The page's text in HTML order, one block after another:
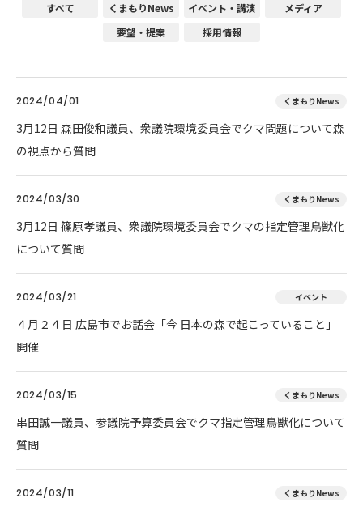
すべて くまもりNews イベント・講演
メディア
要望・提案
採用情報
2024/04/01 くまもりNews
3月12日 森田俊和議員、衆議院環境委員会でクマ問題について森
の視点から質問
2024/03/30 くまもりNews
3月12日 篠原孝議員、衆議院環境委員会でクマの指定管理鳥獣化
について質問
2024/03/21 イベント
４月２４日 広島市でお話会「今 日本の森で起こっていること」
開催
2024/03/15 くまもりNews
串田誠一議員、参議院予算委員会でクマ指定管理鳥獣化について
質問
2024/03/11 くまもりNews